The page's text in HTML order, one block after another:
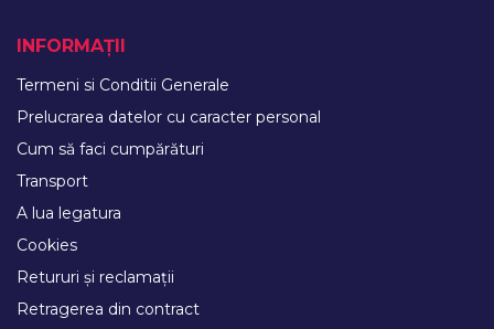
INFORMAȚII
Termeni si Conditii Generale
Prelucrarea datelor cu caracter personal
Cum să faci cumpărături
Transport
A lua legatura
Cookies
Retururi și reclamații
Retragerea din contract